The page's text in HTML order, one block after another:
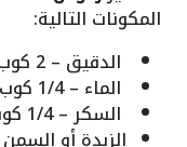
المكونات التالية:
الدقيق – 2 كوب (المكون الرئيسي في العجينة).
الماء – 1/4 كوب (لتشكيل العجينة).
السكر – 1/4 كوب (لإضافة حلاوة للعجينة).